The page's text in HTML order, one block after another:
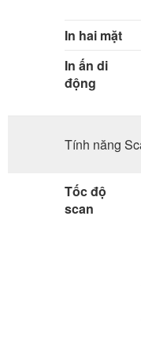
In hai mặt
In ấn di
động
Tính năng
Tốc độ
scan